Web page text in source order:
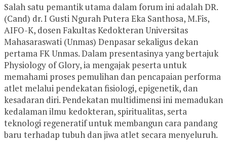
Salah satu pemantik utama dalam forum ini adalah DR.
(Cand) dr. I Gusti Ngurah Putera Eka Santhosa, M.Fis,
AIFO-K, dosen Fakultas Kedokteran Universitas
Mahasaraswati (Unmas) Denpasar sekaligus dekan
pertama FK Unmas. Dalam presentasinya yang bertajuk
Physiology of Glory, ia mengajak peserta untuk
memahami proses pemulihan dan pencapaian performa
atlet melalui pendekatan fisiologi, epigenetik, dan
kesadaran diri. Pendekatan multidimensi ini memadukan
kedalaman ilmu kedokteran, spiritualitas, serta
teknologi regeneratif untuk membangun cara pandang
baru terhadap tubuh dan jiwa atlet secara menyeluruh.